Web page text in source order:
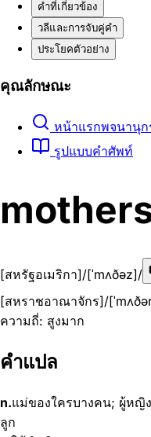
คำที่เกี่ยวข้อง
วลีและการจับคู่คำ
ประโยคตัวอย่าง
คุณลักษณะ
หน้าแรกพจนานุก
รูปแบบคำศัพท์
[สหรัฐอเมริกา]/[ˈmʌðəz]/
[สหราชอาณาจักร]/
ความถี่: สูงมาก
คำแปล
n.แม่ของใครบางคน; ผู้หญิ
ลูก